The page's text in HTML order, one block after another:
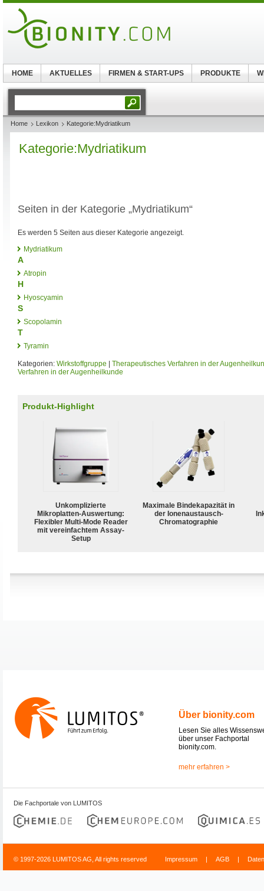
Home Lexikon Kategorie:Mydriatikum
Kategorie:Mydriatikum
Seiten in der Kategorie „Mydriatikum“
Es werden 5 Seiten aus dieser Kategorie angezeigt.
Mydriatikum
A
Atropin
H
Hyoscyamin
S
Scopolamin
T
Tyramin
Kategorien: Wirkstoffgruppe
Therapeutisches Verfahren in der
Verfahren in der Augenheilkunde
Produkt-Highlight
Unkomplizierte
Mikroplatten-Auswertung:
Flexibler Multi-Mode Reader
mit vereinfachtem Assay-
Setup
Maximale Bindekapazität in
der Ionenaustausch-
Chromatographie
Über bionity.com
Lesen Sie alles
über unser Fachportal
bionity.com.
mehr erfahren >
Die Fachportale von LUMITOS
© 1997-2026 LUMITOS AG, All rights reserved Impressum | AGB |
HOME AKTUELLES FIRMEN & START-UPS PRODUKTE